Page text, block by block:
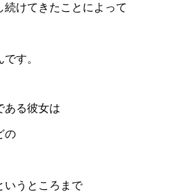
続けてきたことによって
す。
ある彼女は
の
いうところまで